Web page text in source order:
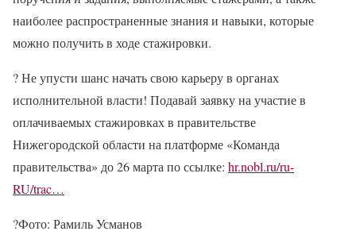
наиболее распространенные знания и навыки, которые
можно получить в ходе стажировки.
? Не упусти шанс начать свою карьеру в органах
исполнительной власти! Подавай заявку на участие в
оплачиваемых стажировках в правительстве
Нижегородской области на платформе «Команда
правительства» до 26 марта по ссылке: hr.nobl.ru/ru-
RU/trac…
?Фото: Рамиль Усманов